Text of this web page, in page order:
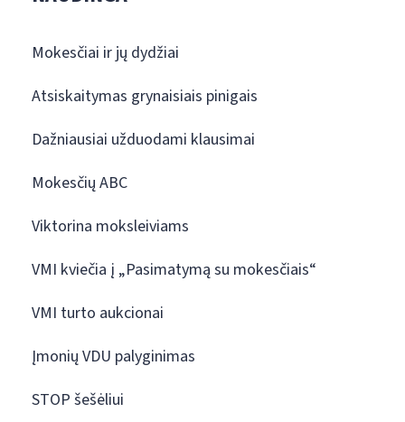
Mokesčiai ir jų dydžiai
Atsiskaitymas grynaisiais pinigais
Dažniausiai užduodami klausimai
Mokesčių ABC
Viktorina moksleiviams
VMI kviečia į „Pasimatymą su mokesčiais“
VMI turto aukcionai
Įmonių VDU palyginimas
STOP šešėliui